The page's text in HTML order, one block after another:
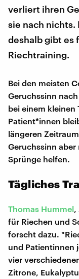
verliert ihren
sie nach nichts.
deshalb gibt es
Riechtraining.
Bei den meisten
Geruchssinn
bei einem kleinen
Patient*innen
längeren
Geruchssinn
Sprünge helfen.
Tägliches
Thomas Hummel
für Riechen und
forscht dazu.
und Patientinnen
vier
Zitrone,